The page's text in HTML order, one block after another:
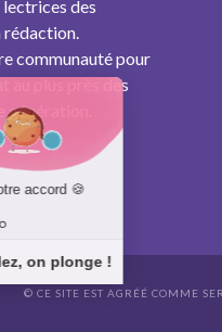
des
rédaction.
communauté pour
au plus près des
© CE SITE EST AGRÉÉ COMME
accord 🍪
on plonge !
Personnalisez vos Options